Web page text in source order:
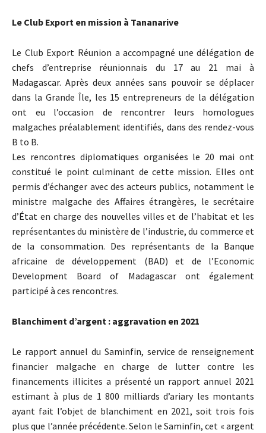
Le Club Export en mission à Tananarive
Le Club Export Réunion a accompagné une délégation de
chefs d’entreprise réunionnais du 17 au 21 mai à
Madagascar. Après deux années sans pouvoir se déplacer
dans la Grande Île, les 15 entrepreneurs de la délégation
ont eu l’occasion de rencontrer leurs homologues
malgaches préalablement identifiés, dans des rendez-vous
B to B.
Les rencontres diplomatiques organisées le 20 mai ont
constitué le point culminant de cette mission. Elles ont
permis d’échanger avec des acteurs publics, notamment le
ministre malgache des Affaires étrangères, le secrétaire
d’État en charge des nouvelles villes et de l’habitat et les
représentantes du ministère de l’industrie, du commerce et
de la consommation. Des représentants de la Banque
africaine de développement (BAD) et de l’Economic
Development Board of Madagascar ont également
participé à ces rencontres.
Blanchiment d’argent : aggravation en 2021
Le rapport annuel du Saminfin, service de renseignement
financier malgache en charge de lutter contre les
financements illicites a présenté un rapport annuel 2021
estimant à plus de 1 800 milliards d’ariary les montants
ayant fait l’objet de blanchiment en 2021, soit trois fois
plus que l’année précédente. Selon le Saminfin, cet « argent